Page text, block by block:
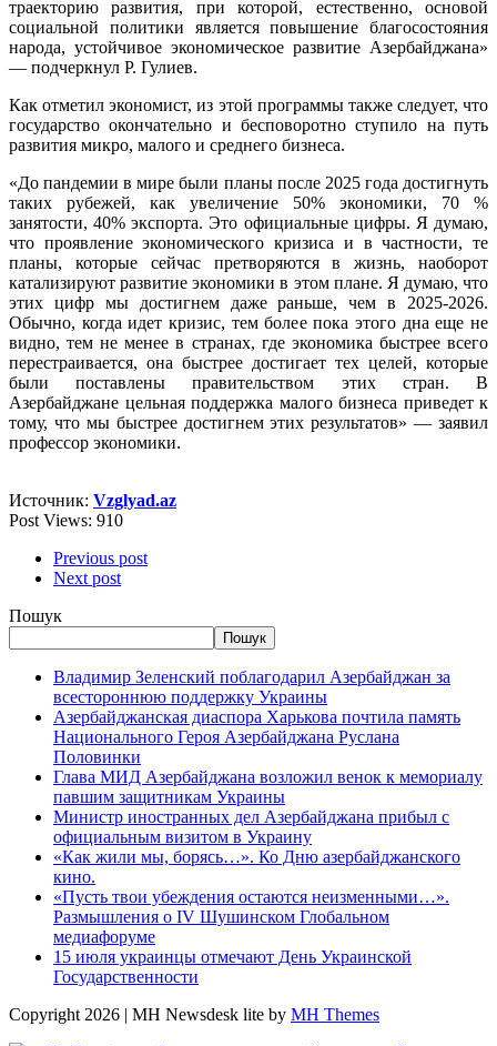
траекторию развития, при которой, естественно, основой
социальной политики является повышение благосостояния
народа, устойчивое экономическое развитие Азербайджана»
— подчеркнул Р. Гулиев.
Как отметил экономист, из этой программы также следует, что
государство окончательно и бесповоротно ступило на путь
развития микро, малого и среднего бизнеса.
«До пандемии в мире были планы после 2025 года достигнуть
таких рубежей, как увеличение 50% экономики, 70 %
занятости, 40% экспорта. Это официальные цифры. Я думаю,
что проявление экономического кризиса и в частности, те
планы, которые сейчас претворяются в жизнь, наоборот
катализируют развитие экономики в этом плане. Я думаю, что
этих цифр мы достигнем даже раньше, чем в 2025-2026.
Обычно, когда идет кризис, тем более пока этого дна еще не
видно, тем не менее в странах, где экономика быстрее всего
перестраивается, она быстрее достигает тех целей, которые
были поставлены правительством этих стран. В
Азербайджане цельная поддержка малого бизнеса приведет к
тому, что мы быстрее достигнем этих результатов» — заявил
профессор экономики.
Источник: Vzglyad.az
Post Views: 910
Previous post
Next post
Пошук
Пошук
Владимир Зеленский поблагодарил Азербайджан за
всестороннюю поддержку Украины
Азербайджанская диаспора Харькова почтила память
Национального Героя Азербайджана Руслана
Половинки
Глава МИД Азербайджана возложил венок к мемориалу
павшим защитникам Украины
Министр иностранных дел Азербайджана прибыл с
официальным визитом в Украину
«Как жили мы, борясь…». Ко Дню азербайджанского
кино.
«Пусть твои убеждения остаются неизменными…».
Размышления о IV Шушинском Глобальном
медиафоруме
15 июля украинцы отмечают День Украинской
Государственности
Copyright 2026 | MH Newsdesk lite by MH Themes